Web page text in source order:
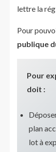
lettre la
Pour
publique
Pour
doit :
plan
lot à